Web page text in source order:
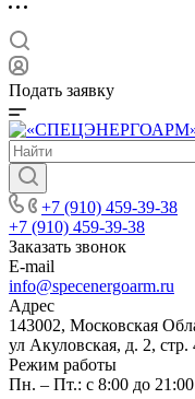
Подать заявку
+7 (910) 459-39-38
+7 (910) 459-39-38
Заказать звонок
E-mail
info@specenergoarm.ru
Адрес
143002, Московская
ул Акуловская, д. 2, стр.
Режим работы
Пн. – Пт.: с 8:00 до 21:00